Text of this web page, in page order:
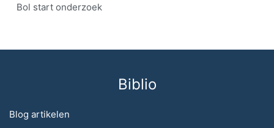
Bol start onderzoek
Biblio
Blog artikelen